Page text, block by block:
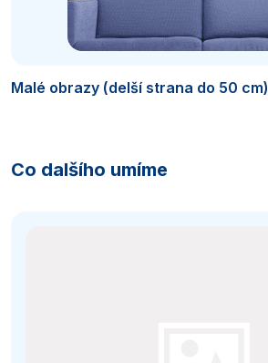
Malé obrazy (delší strana do 50 cm)
Co dalšího umíme